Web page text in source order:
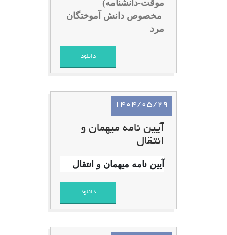
موقت-دانشنامه)
مخصوص دانش آموختگان
مرد
دانلود
1404/05/29
آیین نامه میهمان و
انتقال
آیین نامه میهمان و انتقال
دانلود